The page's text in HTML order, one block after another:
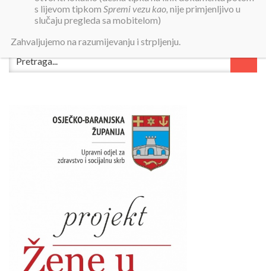
s lijevom tipkom Spremi vezu kao, nije primjenljivo u
slučaju pregleda sa mobitelom)
Zahvaljujemo na razumijevanju i strpljenju.